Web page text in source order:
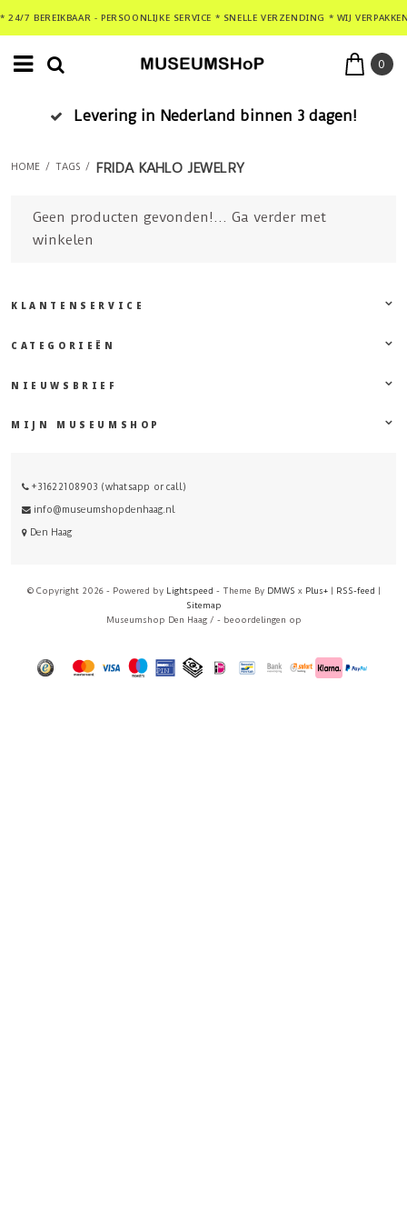
* 24/7 BEREIKBAAR - PERSOONLIJKE SERVICE * SNELLE VERZENDING * WIJ
0
Levering in Nederland binnen 3 dagen!
HOME / TAGS / FRIDA KAHLO JEWELRY
Geen producten gevonden!... Ga verder met
winkelen
KLANTENSERVICE
CATEGORIEËN
NIEUWSBRIEF
MIJN MUSEUMSHOP
+31622108903 (whatsapp or call)
info@museumshopdenhaag.nl
Den Haag
© Copyright 2026 - Powered by Lightspeed - Theme By DMWS x Plus+| RSS-feed |
Sitemap
Museumshop Den Haag / - beoordelingen op